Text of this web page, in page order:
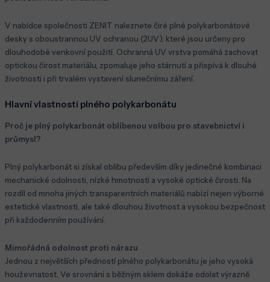
V nabídce společnosti ZENIT naleznete čiré plné polykarbonátové
desky s oboustrannou UV ochranou (2UV), které jsou určeny pro
dlouhodobé venkovní použití. Ochranná UV vrstva pomáhá zachovat
optickou čirost materiálu, zpomaluje jeho stárnutí a přispívá k dlouhé
životnosti i při trvalém vystavení slunečnímu záření.
Hlavní vlastnosti plného polykarbonátu
Proč je plný polykarbonát oblíbenou volbou pro stavebnictví i
průmysl?
Plný polykarbonát si získal oblibu především díky jedinečné kombinaci
mechanické odolnosti, nízké hmotnosti a vysoké optické čirosti. Na
rozdíl od mnoha jiných transparentních materiálů nabízí nejen výborné
estetické vlastnosti, ale také dlouhou životnost a vysokou bezpečnost
při každodenním používání.
Mimořádná odolnost proti nárazu
Jednou z největších předností plného polykarbonátu je jeho vysoká
houževnatost. Ve srovnání s běžným sklem dokáže odolat výrazně